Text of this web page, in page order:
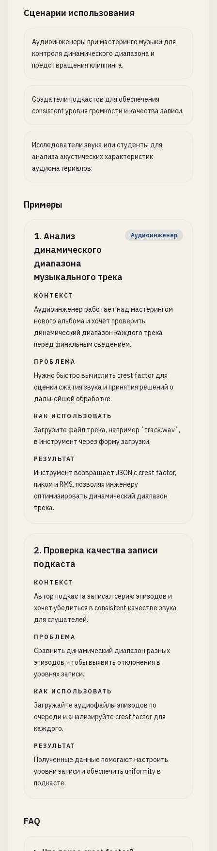
Сценарии использования
Аудиоинженеры при мастеринге музыки для
контроля динамического диапазона и
предотвращения клиппинга.
Создатели подкастов для обеспечения
consistent уровня громкости и качества записи.
Исследователи звука или студенты для
анализа акустических характеристик
аудиоматериалов.
Примеры
1. Анализ
динамического
диапазона
музыкального трека
Аудиоинженер
КОНТЕКСТ
Аудиоинженер работает над мастерингом
нового альбома и хочет проверить
динамический диапазон каждого трека
перед финальным сведением.
ПРОБЛЕМА
Нужно быстро вычислить crest factor для
оценки сжатия звука и принятия решений о
дальнейшей обработке.
КАК ИСПОЛЬЗОВАТЬ
Загрузите файл трека, например `track.wav`,
в инструмент через форму загрузки.
РЕЗУЛЬТАТ
Инструмент возвращает JSON с crest factor,
пиком и RMS, позволяя инженеру
оптимизировать динамический диапазон
трека.
2. Проверка качества записи
подкаста
КОНТЕКСТ
Автор подкаста записал серию эпизодов и
хочет убедиться в consistent качестве звука
для слушателей.
ПРОБЛЕМА
Сравнить динамический диапазон разных
эпизодов, чтобы выявить отклонения в
уровнях записи.
КАК ИСПОЛЬЗОВАТЬ
Загружайте аудиофайлы эпизодов по
очереди и анализируйте crest factor для
каждого.
РЕЗУЛЬТАТ
Полученные данные помогают настроить
уровни записи и обеспечить uniformity в
подкасте.
FAQ